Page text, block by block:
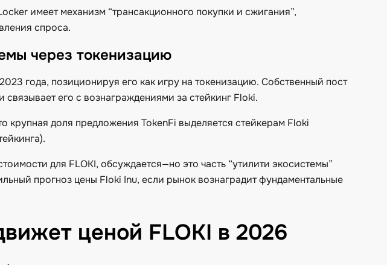
имеет механизм “трансакционного покупки и сжигания”,
спроса.
через токенизацию
года, позиционируя его как игру на токенизацию. Собственный пост
его с вознаграждениями за стейкинг Floki.
крупная доля предложения TokenFi выделяется стейкерам Floki
для FLOKI, обсуждается—но это часть “утилити экосистемы”
прогноз цены Floki Inu, если рынок вознаградит фундаментальные
ценой FLOKI в 2026